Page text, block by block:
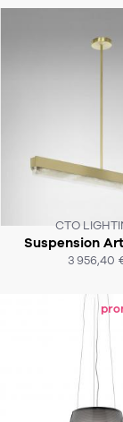
CTO
Suspension
3 956,40
SOUS 4-6
ACHAT